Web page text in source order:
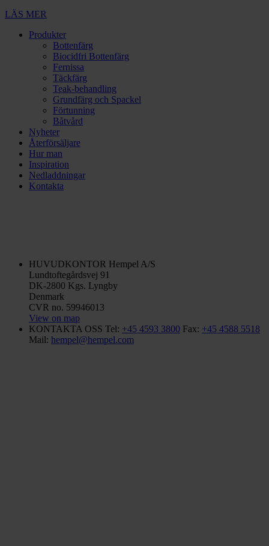
LÄS MER
Produkter
Bottenfärg
Biocidfri Bottenfärg
Fernissa
Täckfärg
Teak-behandling
Grundfärg och Spackel
Förtunning
Båtvård
Nyheter
Återförsäljare
Hur man
Inspiration
Nedladdningar
Kontakta
HUVUDKONTOR Hempel A/S
Lundtoftegårdsvej 91
DK-2800 Kgs. Lyngby
Denmark
CVR no. 59946013
View on map
KONTAKTA OSS Tel: +45 4593 3800 Fax: +45 4588 5518
Mail: hempel@hempel.com